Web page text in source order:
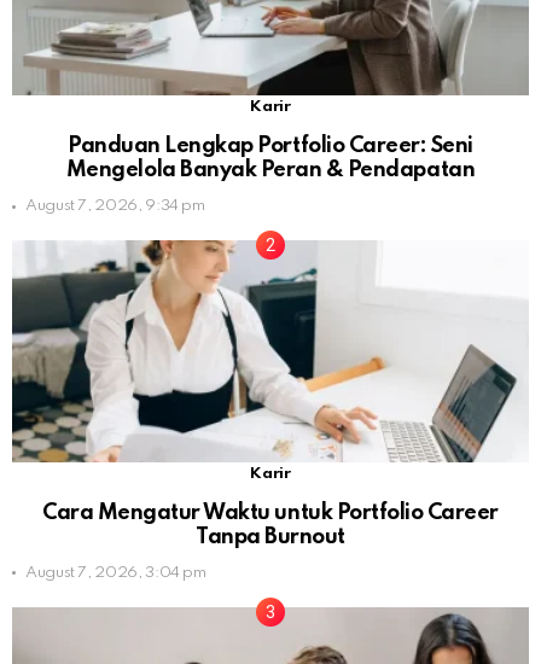
Karir
Panduan Lengkap Portfolio Career: Seni
Mengelola Banyak Peran & Pendapatan
August 7, 2026, 9:34 pm
Karir
Cara Mengatur Waktu untuk Portfolio Career
Tanpa Burnout
August 7, 2026, 3:04 pm